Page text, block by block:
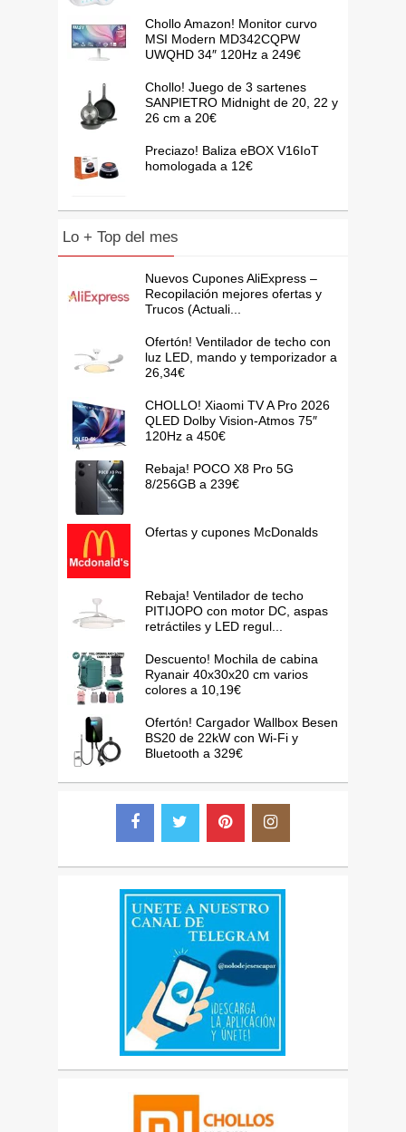
Chollo Amazon! Monitor curvo
MSI Modern MD342CQPW
UWQHD 34″ 120Hz a 249€
Chollo! Juego de 3 sartenes
SANPIETRO Midnight de 20, 22 y
26 cm a 20€
Preciazo! Baliza eBOX V16IoT
homologada a 12€
Lo + Top del mes
Nuevos Cupones AliExpress –
Recopilación mejores ofertas y
Trucos (Actuali...
Ofertón! Ventilador de techo con
luz LED, mando y temporizador a
26,34€
CHOLLO! Xiaomi TV A Pro 2026
QLED Dolby Vision-Atmos 75″
120Hz a 450€
Rebaja! POCO X8 Pro 5G
8/256GB a 239€
Ofertas y cupones McDonalds
Rebaja! Ventilador de techo
PITIJOPO con motor DC, aspas
retráctiles y LED regul...
Descuento! Mochila de cabina
Ryanair 40x30x20 cm varios
colores a 10,19€
Ofertón! Cargador Wallbox Besen
BS20 de 22kW con Wi-Fi y
Bluetooth a 329€